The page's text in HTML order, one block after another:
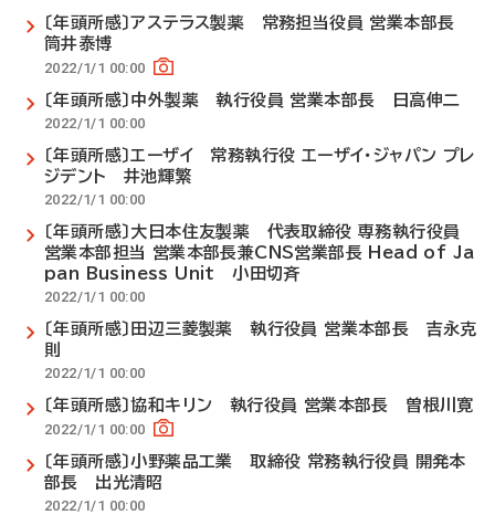
〔年頭所感〕アステラス製薬 常務担当役員 営業本部長
筒井泰博
2022/1/1 00:00
〔年頭所感〕中外製薬 執行役員 営業本部長 日高伸二
2022/1/1 00:00
〔年頭所感〕エーザイ 常務執行役 エーザイ・ジャパン プレ
ジデント 井池輝繁
2022/1/1 00:00
〔年頭所感〕大日本住友製薬 代表取締役 専務執行役員
営業本部担当 営業本部長兼CNS営業部長 Head of Ja
pan Business Unit 小田切斉
2022/1/1 00:00
〔年頭所感〕田辺三菱製薬 執行役員 営業本部長 吉永克
則
2022/1/1 00:00
〔年頭所感〕協和キリン 執行役員 営業本部長 曽根川寛
2022/1/1 00:00
〔年頭所感〕小野薬品工業 取締役 常務執行役員 開発本
部長 出光清昭
2022/1/1 00:00